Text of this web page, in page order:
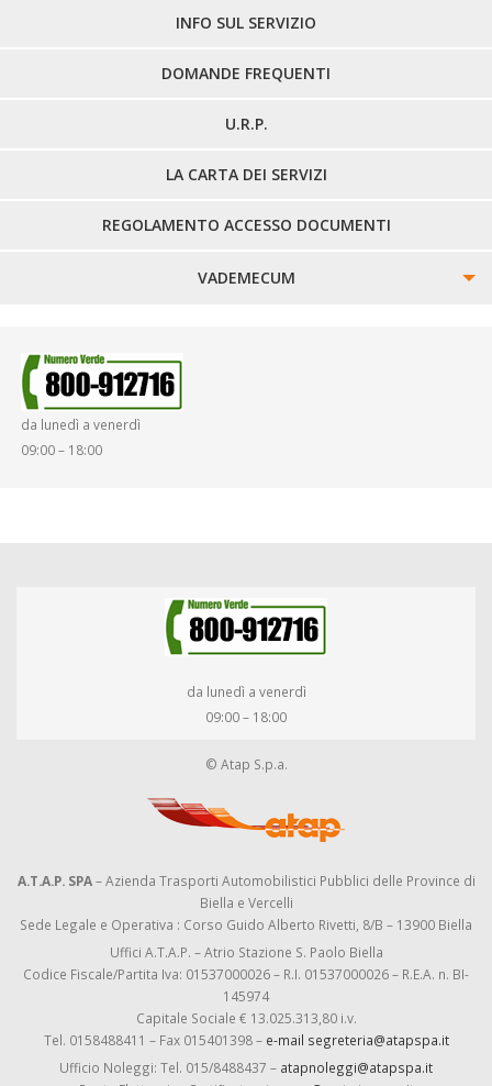
LINEE EXTRAURBANE
INFO SUL SERVIZIO
DOMANDE FREQUENTI
U.R.P.
LA CARTA DEI SERVIZI
REGOLAMENTO ACCESSO DOCUMENTI
VADEMECUM
SMARRIMENTO OGGETTI
da lunedì a venerdì
09:00 – 18:00
da lunedì a venerdì
09:00 – 18:00
© Atap S.p.a.
A.T.A.P. SPA– Azienda Trasporti Automobilistici Pubblici delle Province di
Biella e Vercelli
Sede Legale e Operativa : Corso Guido Alberto Rivetti, 8/B – 13900 Biella
Uffici A.T.A.P. – Atrio Stazione S. Paolo Biella
Codice Fiscale/Partita Iva: 01537000026 – R.I. 01537000026 – R.E.A. n. BI-
145974
Capitale Sociale € 13.025.313,80 i.v.
Tel. 0158488411 – Fax 015401398 – e-mail segreteria@atapspa.it
Ufficio Noleggi: Tel. 015/8488437 – atapnoleggi@atapspa.it